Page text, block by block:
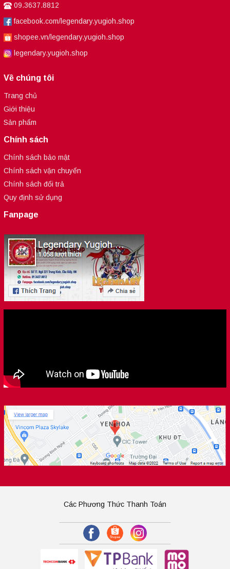
09.3637.8812
facebook.com/legendary.yugioh.shop
shopee.vn/legendary.yugioh.shop
legendary.yugioh.shop
Về chúng tôi
Trang chủ
Giới thiệu
Sản phẩm
Chính sách
Chính sách bảo mật
Chính sách vận chuyển
Chính sách đổi trả
Quy định sử dụng
Fanpage
Các Phương Thức Thanh Toán